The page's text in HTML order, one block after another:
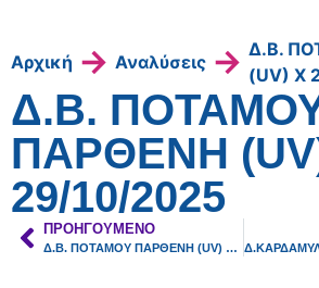
Αρχική → Αναλύσεις → Δ.Β.
(UV) Χ
Δ.Β.
ΠΑΡΘΕΝΗ
29/10/2025
ΠΡΟΗΓΟΎΜΕΝΟ
Δ.Β. ΠΟΤΑΜΟΥ ΠΑΡΘΕΝΗ (UV) Μ 29/10/2025